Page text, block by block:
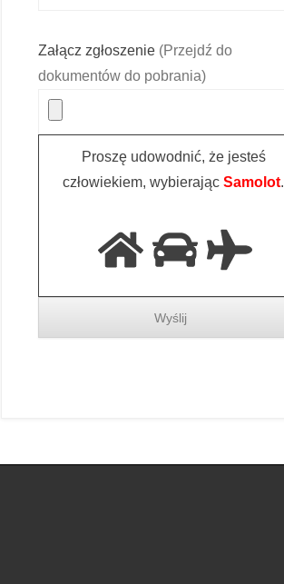
Załącz zgłoszenie (Przejdź do
dokumentów do pobrania)
Proszę udowodnić, że jesteś
człowiekiem, wybierając Samolot.